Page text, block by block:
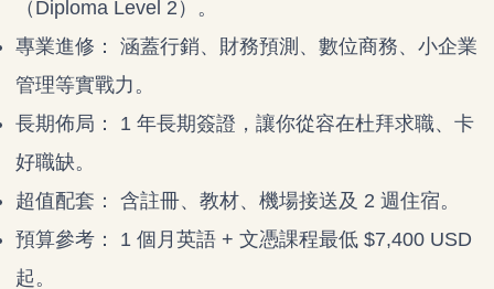
（Diploma Level 2）。
專業進修： 涵蓋行銷、財務預測、數位商務、小企業
管理等實戰力。
長期佈局： 1 年長期簽證，讓你從容在杜拜求職、卡
好職缺。
超值配套： 含註冊、教材、機場接送及 2 週住宿。
預算參考： 1 個月英語 + 文憑課程最低 $7,400 USD
起。